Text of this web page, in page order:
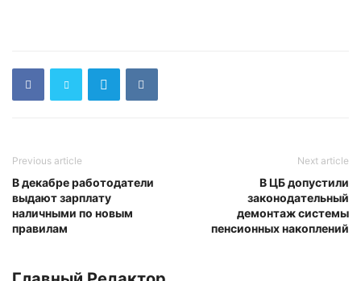
Previous article
В декабре работодатели
выдают зарплату
наличными по новым
правилам
Next article
В ЦБ допустили
законодательный
демонтаж системы
пенсионных накоплений